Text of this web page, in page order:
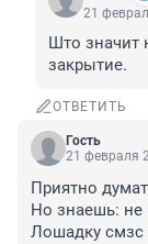
21
Што значит
закрытие.
ОТВЕТИТЬ
Гость
21 февраля
Приятно
Но знаешь: не
Лошадку смзс